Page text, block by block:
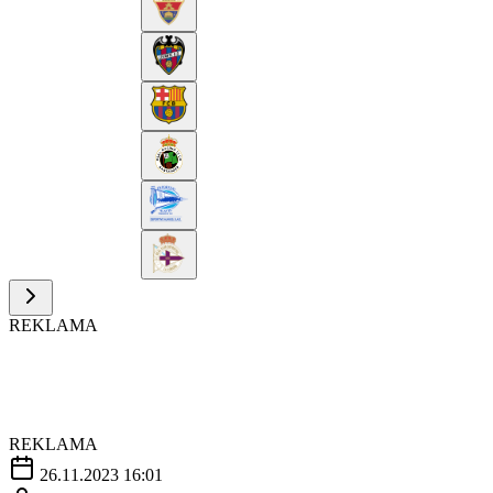
REKLAMA
REKLAMA
26.11.2023 16:01